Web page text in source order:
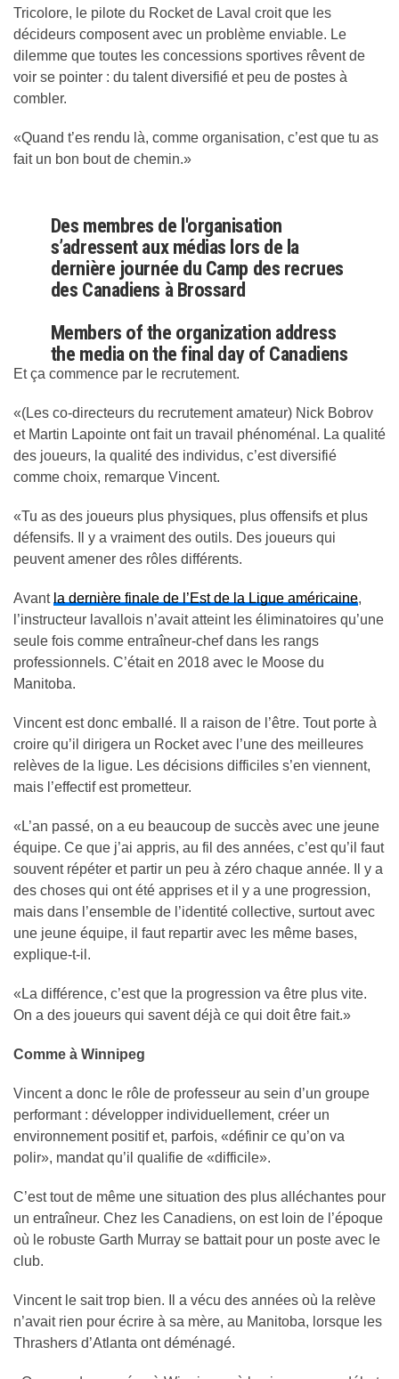
Tricolore, le pilote du Rocket de Laval croit que les
décideurs composent avec un problème enviable. Le
dilemme que toutes les concessions sportives rêvent de
voir se pointer : du talent diversifié et peu de postes à
combler.
«Quand t’es rendu là, comme organisation, c’est que tu as
fait un bon bout de chemin.»
Des membres de l'organisation
s’adressent aux médias lors de la
dernière journée du Camp des recrues
des Canadiens à Brossard
Members of the organization address
the media on the final day of Canadiens
Rookie Camp in Brossard
— Canadiens Montréal (@CanadiensMTL)September 16,
2025
Et ça commence par le recrutement.
«(Les co-directeurs du recrutement amateur) Nick Bobrov
et Martin Lapointe ont fait un travail phénoménal. La qualité
des joueurs, la qualité des individus, c’est diversifié
comme choix, remarque Vincent.
«Tu as des joueurs plus physiques, plus offensifs et plus
défensifs. Il y a vraiment des outils. Des joueurs qui
peuvent amener des rôles différents.
Avant la dernière finale de l’Est de la Ligue américaine,
l’instructeur lavallois n’avait atteint les éliminatoires qu’une
seule fois comme entraîneur-chef dans les rangs
professionnels. C’était en 2018 avec le Moose du
Manitoba.
Vincent est donc emballé. Il a raison de l’être. Tout porte à
croire qu’il dirigera un Rocket avec l’une des meilleures
relèves de la ligue. Les décisions difficiles s’en viennent,
mais l’effectif est prometteur.
«L’an passé, on a eu beaucoup de succès avec une jeune
équipe. Ce que j’ai appris, au fil des années, c’est qu’il faut
souvent répéter et partir un peu à zéro chaque année. Il y a
des choses qui ont été apprises et il y a une progression,
mais dans l’ensemble de l’identité collective, surtout avec
une jeune équipe, il faut repartir avec les même bases,
explique-t-il.
«La différence, c’est que la progression va être plus vite.
On a des joueurs qui savent déjà ce qui doit être fait.»
Comme à Winnipeg
Vincent a donc le rôle de professeur au sein d’un groupe
performant : développer individuellement, créer un
environnement positif et, parfois, «définir ce qu’on va
polir», mandat qu’il qualifie de «difficile».
C’est tout de même une situation des plus alléchantes pour
un entraîneur. Chez les Canadiens, on est loin de l’époque
où le robuste Garth Murray se battait pour un poste avec le
club.
Vincent le sait trop bien. Il a vécu des années où la relève
n’avait rien pour écrire à sa mère, au Manitoba, lorsque les
Thrashers d’Atlanta ont déménagé.